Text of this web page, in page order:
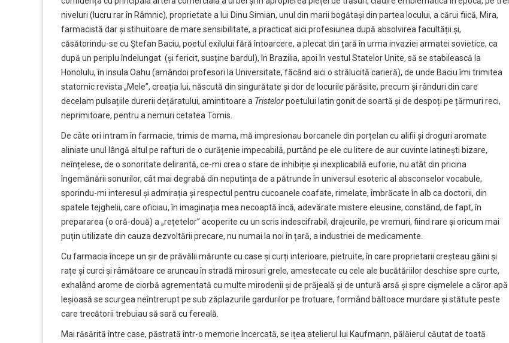
niveluri (lucru rar în Râmnic), proprietate a lui Dinu Simian, unul din marii bogătași din partea locului, a cărui fiică, Mira,
farmacistă dar și stihuitoare de mare sensibilitate, a practicat aici profesiunea după absolvirea facultății și,
căsătorindu-se cu Ștefan Baciu, poetul exilului fără întoarcere, a plecat din țară în urma invaziei armatei sovietice, ca
după un periplu îndelungat (și fericit, susține bardul), în Brazilia, apoi în vestul Statelor Unite, să se stabilească la
Honolulu, în insula Oahu (amândoi profesori la Universitate, făcând aici o strălucită carieră), de unde Baciu îmi trimitea
statornic revista „Mele”, creația lui, născută din singurătate și dor de locurile părăsite, precum și rânduri din care
decelam pulsațiile durerii dețăratului, amintitoare a Tristelorpoetului latin gonit de soartă și de despoți pe țărmuri reci,
neprimitoare, pentru a nemuri cetatea Tomis.
De câte ori intram în farmacie, trimis de mama, mă impresionau borcanele din porțelan cu alifii și droguri aromate
aliniate unul lângă altul pe rafturi de o curățenie impecabilă, purtând pe ele cu litere de aur cuvinte latinești bizare,
neînțelese, de o sonoritate delirantă, ce-mi crea o stare de inhibiție și inexplicabilă euforie, nu atât din pricina
îngemănării sonurilor, cât mai degrabă din neputința de a pătrunde în universul esoteric al absconselor vocabule,
sporindu-mi interesul și admirația și respectul pentru cucoanele coafate, rimelate, îmbrăcate în alb ca doctorii, din
spatele tejghelii, care oficiau, în imaginația mea necoaptă încă, adevărate mistere eleusine, constând, de fapt, în
prepararea (o oră-două) a „rețetelor” acoperite cu un scris indescifrabil, drajeurile, pe vremuri, fiind rare și oricum mai
puțin utilizate din cauza dezvoltării precare, nu numai la noi în țară, a industriei de medicamente.
Cu farmacia începe un șir de prăvălii mărunte cu case și curți interioare, pietruite, în care proprietarii creșteau găini și
rațe și curci și râmătoare ce aruncau în stradă mirosuri grele, amestecate cu cele ale bucătăriilor deschise spre curte,
exhalând arome de ciorbă agrementată cu multe mirodenii și de prăjeală și de untură arsă și spre cișmelele a căror apă
leșioasă se scurgea neîntrerupt pe sub zăplazurile gardurilor pe trotuare, formând băltoace murdare și stătute peste
care trecătorii trebuiau să sară cu fereală.
Mai răsărită între case, păstrată într-o memorie încercată, se ițea atelierul lui Kaufmann, pălăierul căutat de toată